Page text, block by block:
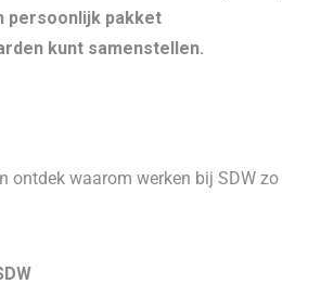
persoonlijk pakket
kunt samenstellen.
ontdek waarom werken bij SDW zo